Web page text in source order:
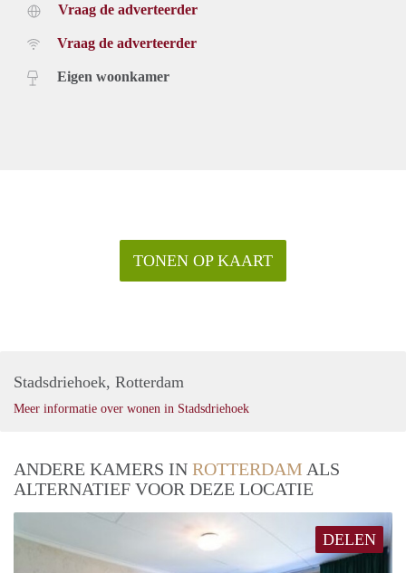
Vraag de adverteerder
Vraag de adverteerder
Eigen woonkamer
TONEN OP KAART
Stadsdriehoek, Rotterdam
Meer informatie over wonen in Stadsdriehoek
ANDERE KAMERS IN ROTTERDAM ALS
ALTERNATIEF VOOR DEZE LOCATIE
DELEN